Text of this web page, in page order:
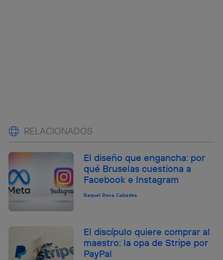
RELACIONADOS
El diseño que engancha: por
qué Bruselas cuestiona a
Facebook e Instagram
Raquel Roca Cabades
El discípulo quiere comprar al
maestro: la opa de Stripe por
PayPal